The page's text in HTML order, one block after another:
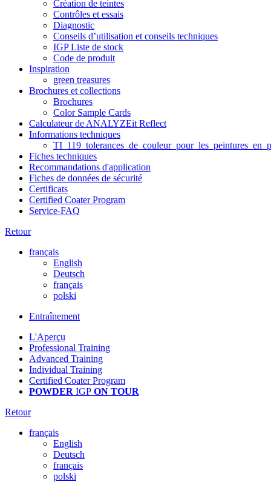
Création de teintes
Contrôles et essais
Diagnostic
Conseils d’utilisation et conseils techniques
IGP Liste de stock
Code de produit
Inspiration
green treasures
Brochures et collections
Brochures
Color Sample Cards
Calculateur de ANALYZEit Reflect
Informations techniques
Fiches techniques
Recommandations d'application
Fiches de données de sécurité
Certificats
Certified Coater Program
Service-FAQ
Retour
français
English
Deutsch
français
polski
Entraînement
L'Aperçu
Professional Training
Advanced Training
Individual Training
Certified Coater Program
POWDER IGP ON TOUR
Retour
français
English
Deutsch
français
polski